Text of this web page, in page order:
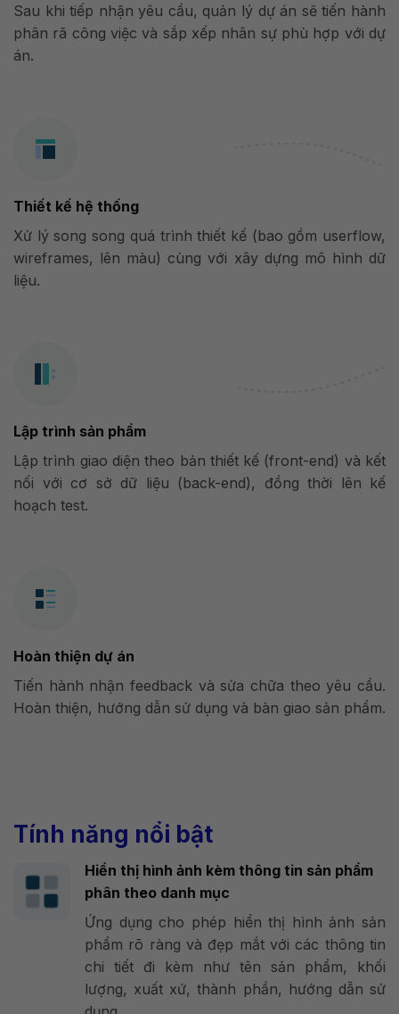
Sau khi tiếp nhận yêu cầu, quản lý dự án sẽ tiến hành
phân rã công việc và sắp xếp nhân sự phù hợp với dự
án.
Thiết kế hệ thống
Xử lý song song quá trình thiết kế (bao gồm userflow,
wireframes, lên màu) cùng với xây dựng mô hình dữ
liệu.
Lập trình sản phẩm
Lập trình giao diện theo bản thiết kế (front-end) và kết
nối với cơ sở dữ liệu (back-end), đồng thời lên kế
hoạch test.
Hoàn thiện dự án
Tiến hành nhận feedback và sửa chữa theo yêu cầu.
Hoàn thiện, hướng dẫn sử dụng và bàn giao sản phẩm.
Tính năng nổi bật
Hiển thị hình ảnh kèm thông tin sản phẩm
phân theo danh mục
Ứng dụng cho phép hiển thị hình ảnh sản
phẩm rõ ràng và đẹp mắt với các thông tin
chi tiết đi kèm như tên sản phẩm, khối
lượng, xuất xứ, thành phần, hướng dẫn sử